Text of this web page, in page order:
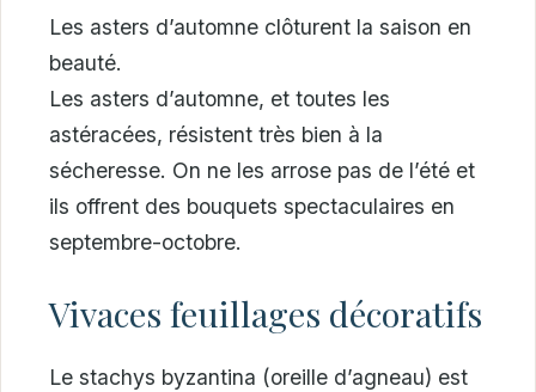
Les asters d’automne clôturent la saison en
beauté.
Les asters d’automne, et toutes les
astéracées, résistent très bien à la
sécheresse. On ne les arrose pas de l’été et
ils offrent des bouquets spectaculaires en
septembre-octobre.
Vivaces feuillages décoratifs
Le stachys byzantina (oreille d’agneau) est